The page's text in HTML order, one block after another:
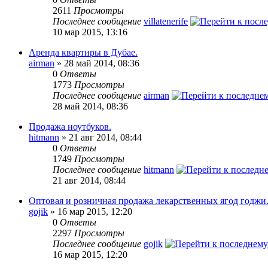
2611 Просмотры
Последнее сообщение villatenerife
10 мар 2015, 13:16
Аренда квартиры в Дубае.
airman » 28 май 2014, 08:36
0 Ответы
1773 Просмотры
Последнее сообщение airman
28 май 2014, 08:36
Продажа ноутбуков.
hitmann » 21 авг 2014, 08:44
0 Ответы
1749 Просмотры
Последнее сообщение hitmann
21 авг 2014, 08:44
Оптовая и розничная продажа лекарственных ягод годжи.
gojik » 16 мар 2015, 12:20
0 Ответы
2297 Просмотры
Последнее сообщение gojik
16 мар 2015, 12:20